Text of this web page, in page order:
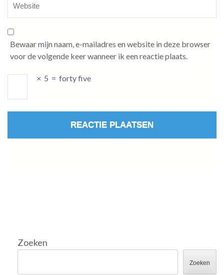
Bewaar mijn naam, e-mailadres en website in deze browser
voor de volgende keer wanneer ik een reactie plaats.
× 5 = forty five
Zoeken
Zoeken